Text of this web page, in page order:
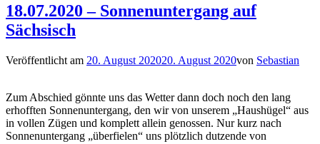
18.07.2020 – Sonnenuntergang auf
Sächsisch
Veröffentlicht am 20. August 202020. August 2020von Sebastian
Zum Abschied gönnte uns das Wetter dann doch noch den lang
erhofften Sonnenuntergang, den wir von unserem „Haushügel“ aus
in vollen Zügen und komplett allein genossen. Nur kurz nach
Sonnenuntergang „überfielen“ uns plötzlich dutzende von